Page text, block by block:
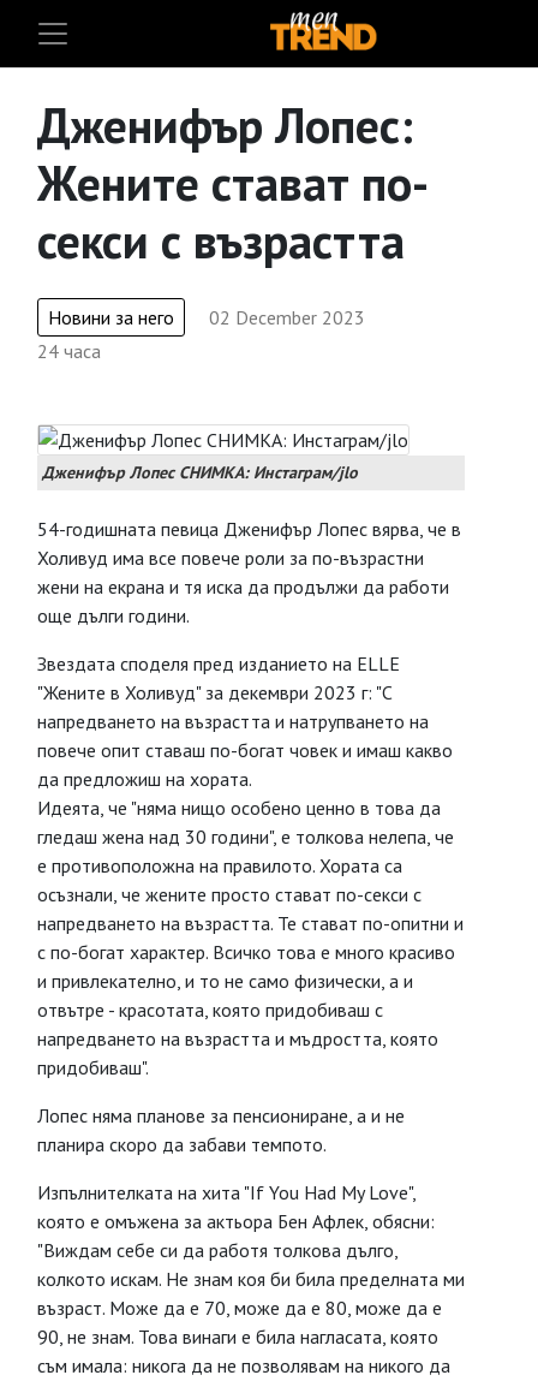
Дженифър Лопес:
Жените стават по-
секси с възрастта
Новини за него
02 December 2023
24 часа
Дженифър Лопес СНИМКА: Инстаграм/jlo
54-годишната певица Дженифър Лопес вярва, че в
Холивуд има все повече роли за по-възрастни
жени на екрана и тя иска да продължи да работи
още дълги години.
Звездата споделя пред изданието на ELLE
"Жените в Холивуд" за декември 2023 г: "С
напредването на възрастта и натрупването на
повече опит ставаш по-богат човек и имаш какво
да предложиш на хората.
Идеята, че "няма нищо особено ценно в това да
гледаш жена над 30 години", е толкова нелепа, че
е противоположна на правилото. Хората са
осъзнали, че жените просто стават по-секси с
напредването на възрастта. Те стават по-опитни и
с по-богат характер. Всичко това е много красиво
и привлекателно, и то не само физически, а и
отвътре - красотата, която придобиваш с
напредването на възрастта и мъдростта, която
придобиваш".
Лопес няма планове за пенсиониране, а и не
планира скоро да забави темпото.
Изпълнителката на хита "If You Had My Love",
която е омъжена за актьора Бен Афлек, обясни:
"Виждам себе си да работя толкова дълго,
колкото искам. Не знам коя би била пределната ми
възраст. Може да е 70, може да е 80, може да е
90, не знам. Това винаги е била нагласата, която
съм имала: никога да не позволявам на никого да